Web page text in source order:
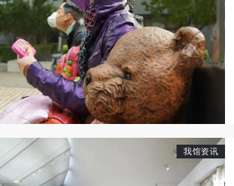
我馆资讯
上）未成年人必须在成
第四条
参加活动者在此次活动
安全保险。活动中一旦
担人身事故的任何责任
动的组织实施救援工作
参加活动者在此次活动
上）未成年人必须在成
第四条
参加活动者在此次活动
安全保险。活动中一旦
担人身事故的任何责任
动的组织实施救援工作
参加活动者在此次活动
上）未成年人必须在成
第四条
参加活动者在此次活动
安全保险。活动中一旦
担人身事故的任何责任
动的组织实施救援工作
参加活动者在此次活动